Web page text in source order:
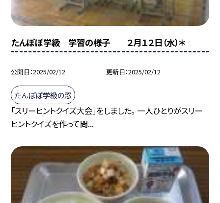
たんぽぽ学級 学習の様子 ２月１２日（水）＊
公開日 2025/02/12 更新日 2025/02/12
たんぽぽ学級の窓
「スリーヒントクイズ大会」をしました。 一人ひとりがスリー
ヒントクイズを作って問...